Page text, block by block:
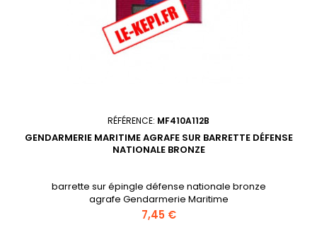
RÉFÉRENCE: MF410A112B
GENDARMERIE MARITIME AGRAFE SUR BARRETTE DÉFENSE
NATIONALE BRONZE
barrette sur épingle défense nationale bronze
agrafe Gendarmerie Maritime
Prix
7,45 €